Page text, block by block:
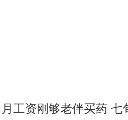
月工资刚够老伴买药